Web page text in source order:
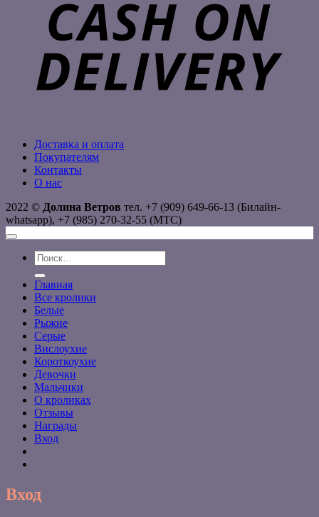
Доставка и оплата
Покупателям
Контакты
О нас
2022 © Долина Ветров тел. +7 (909) 649-66-13 (Билайн-
whatsapp), +7 (985) 270-32-55 (МТС)
Искать:
Главная
Все кролики
Белые
Рыжие
Серые
Вислоухие
Короткоухие
Девочки
Мальчики
О кроликах
Отзывы
Награды
Вход
Вход